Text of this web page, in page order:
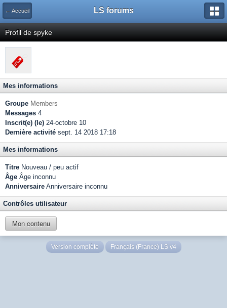
← Accueil LS forums
Profil de spyke
Mes informations
Groupe Members
Messages 4
Inscrit(e) (le) 24-octobre 10
Dernière activité sept. 14 2018 17:18
Mes informations
Titre Nouveau / peu actif
Âge Âge inconnu
Anniversaire Anniversaire inconnu
Contrôles utilisateur
Mon contenu
Version complète Français (France) LS v4